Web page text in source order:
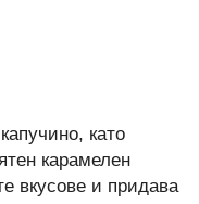
като
карамелен
вкусове и придава